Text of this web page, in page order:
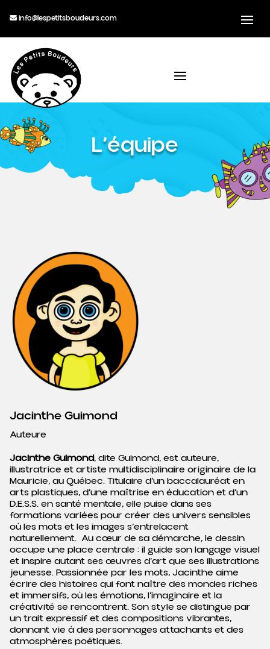
info@lespetitsboudeurs.com
L’équipe
Jacinthe Guimond
Auteure
Jacinthe Guimond, dite Guimond, est auteure,
illustratrice et artiste multidisciplinaire originaire de la
Mauricie, au Québec. Titulaire d’un baccalauréat en
arts plastiques, d’une maîtrise en éducation et d’un
D.E.S.S. en santé mentale, elle puise dans ses
formations variées pour créer des univers sensibles
où les mots et les images s’entrelacent
naturellement. Au cœur de sa démarche, le dessin
occupe une place centrale : il guide son langage visuel
et inspire autant ses œuvres d’art que ses illustrations
jeunesse. Passionnée par les mots, Jacinthe aime
écrire des histoires qui font naître des mondes riches
et immersifs, où les émotions, l’imaginaire et la
créativité se rencontrent. Son style se distingue par
un trait expressif et des compositions vibrantes,
donnant vie à des personnages attachants et des
atmosphères poétiques.